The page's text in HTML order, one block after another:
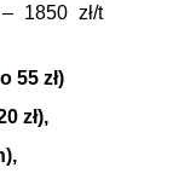
1850 zł/t
o 55 zł)
zł),